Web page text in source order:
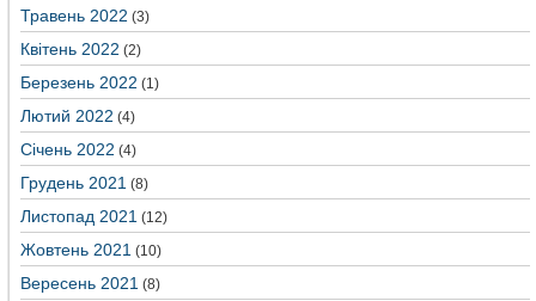
Травень 2022 (3)
Квітень 2022 (2)
Березень 2022 (1)
Лютий 2022 (4)
Січень 2022 (4)
Грудень 2021 (8)
Листопад 2021 (12)
Жовтень 2021 (10)
Вересень 2021 (8)